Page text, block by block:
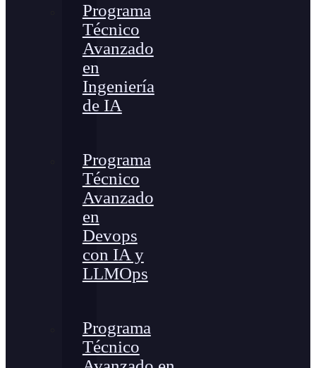
Programa
Técnico
Avanzado
en
Ingeniería
de IA
Programa
Técnico
Avanzado
en
Devops
con IA y
LLMOps
Programa
Técnico